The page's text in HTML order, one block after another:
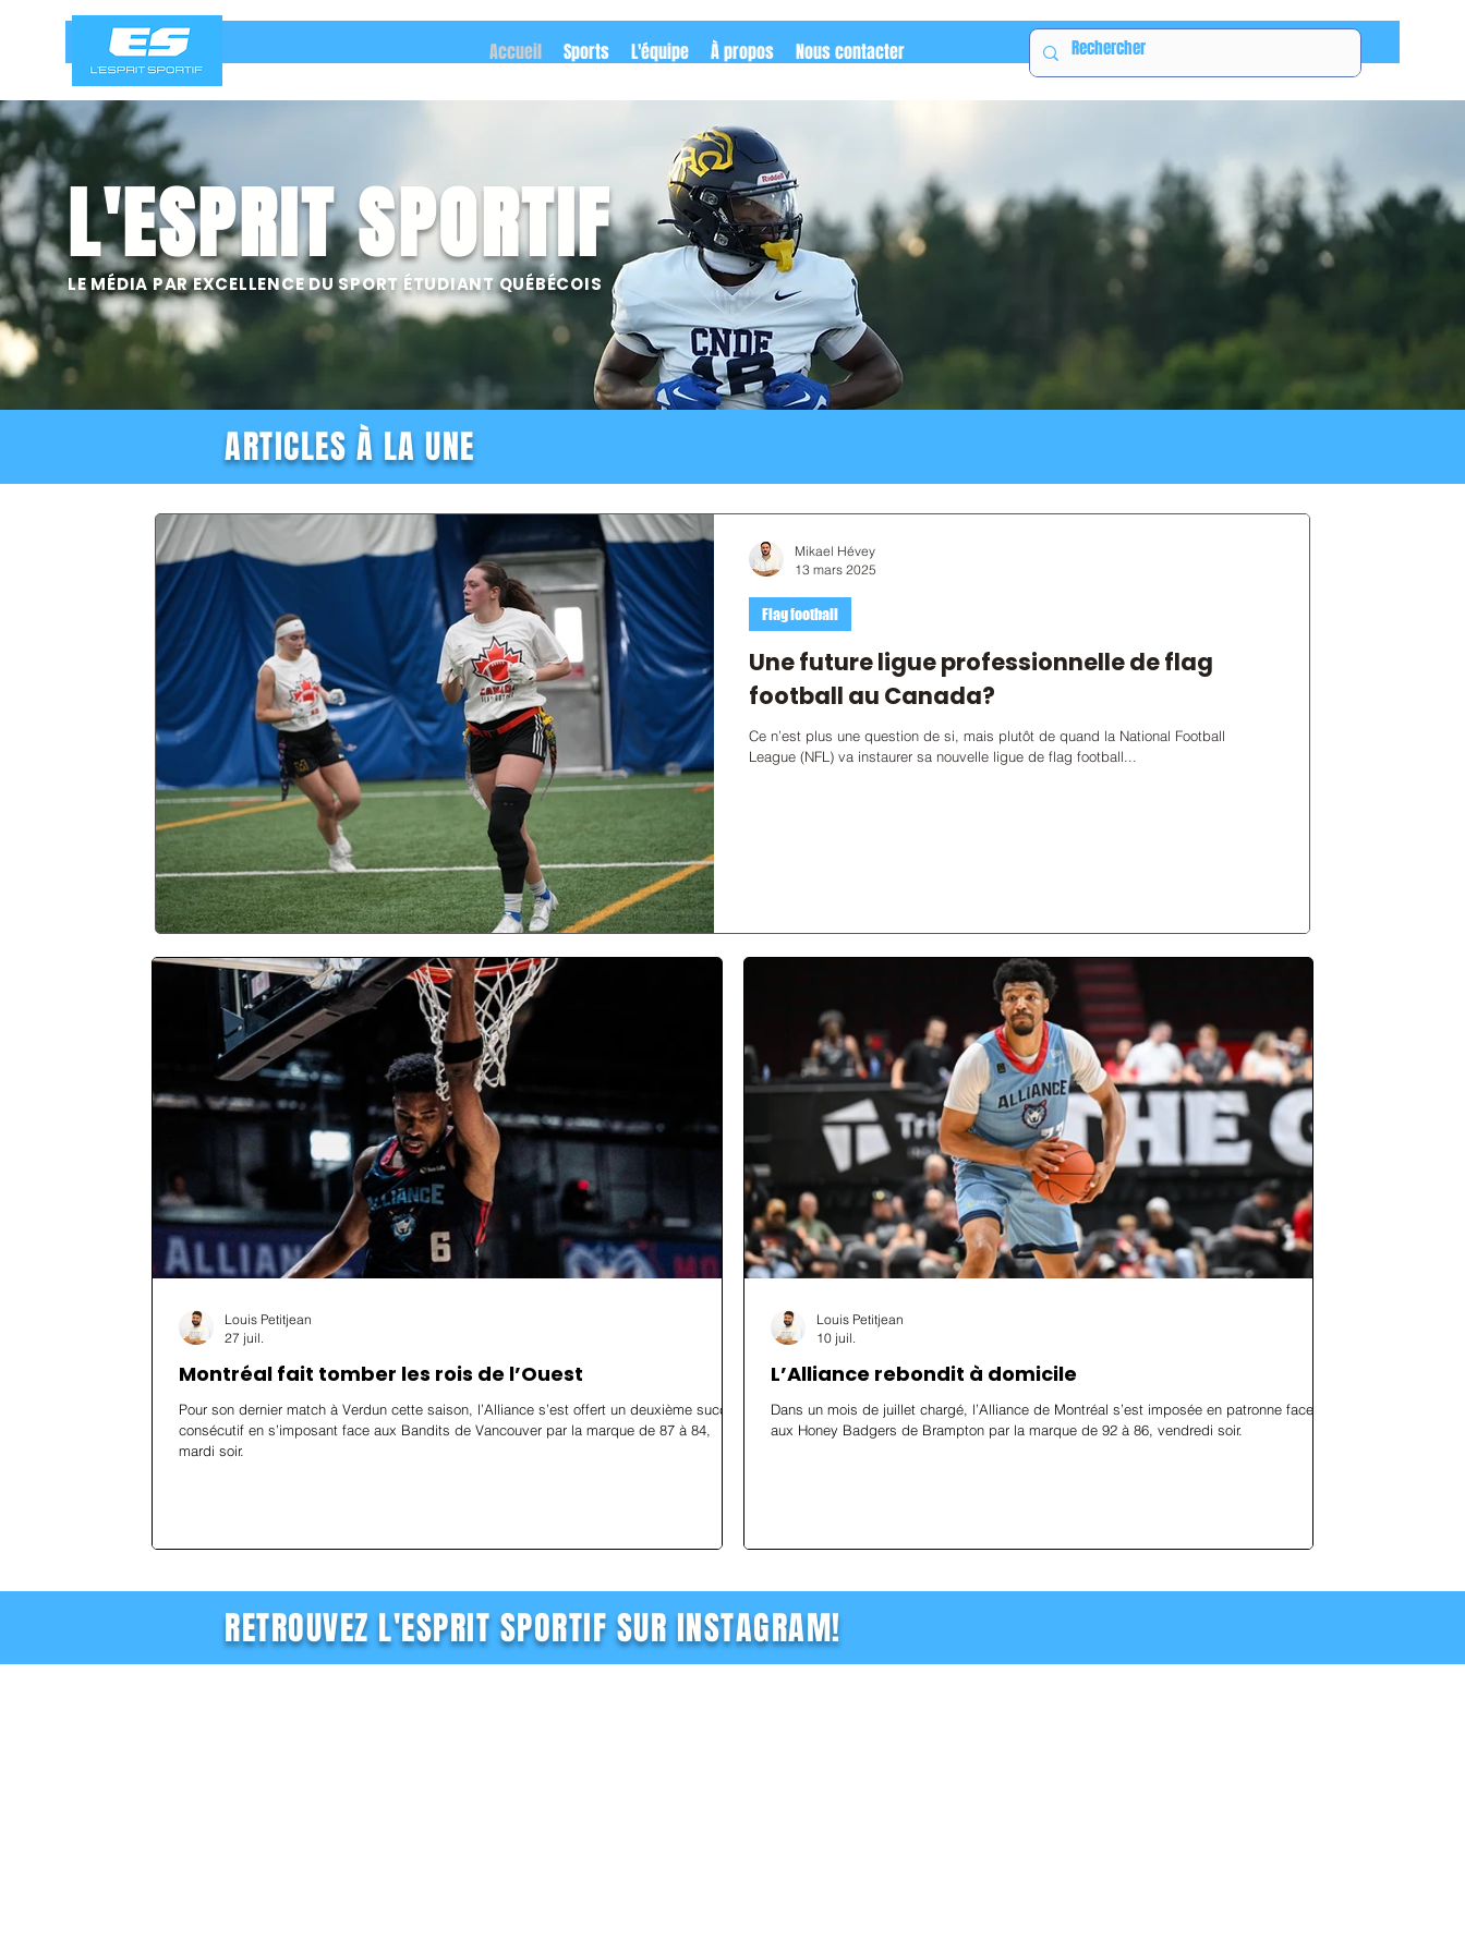
Accueil Sports L'équipe À propos Nous contacter
L'ESPRIT SPORTIF
LE MÉDIA PAR EXCELLENCE DU SPORT ÉTUDIANT QUÉBÉCOIS
ARTICLES À LA UNE
Une future ligue professionnelle de flag
football au Canada?
Ce n’est plus une question de si, mais plutôt de quand la National Football
League (NFL) va instaurer sa nouvelle ligue de flag football...
Flag football
Mikael Hévey
13 mars 2025
Montréal fait tomber les rois de l’Ouest
Pour son dernier match à Verdun cette saison, l’Alliance s’est offert un deuxième succès
consécutif en s’imposant face aux Bandits de Vancouver par la marque de 87 à 84,
mardi soir.
Louis Petitjean
27 juil.
L’Alliance rebondit à domicile
Dans un mois de juillet chargé, l’Alliance de Montréal s’est imposée en patronne face
aux Honey Badgers de Brampton par la marque de 92 à 86, vendredi soir.
Louis Petitjean
10 juil.
RETROUVEZ L'ESPRIT SPORTIF SUR INSTAGRAM!